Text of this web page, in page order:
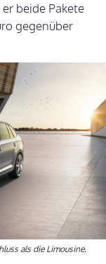
beide Pakete
gegenüber
als die Limousine.